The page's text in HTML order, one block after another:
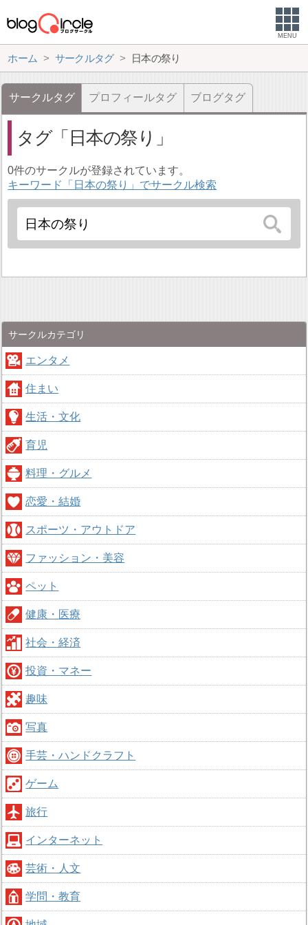
MENU
ホーム サークルタグ 日本の祭り
サークルタグ プロフィールタグ ブログタグ
タグ 日本の祭り
0件のサークルが登録されています。
キーワード「日本の祭り」でサークル検索
サークルカテゴリ
エンタメ
住まい
生活・文化
育児
料理・グルメ
恋愛・結婚
スポーツ・アウトドア
ファッション・美容
ペット
健康・医療
社会・経済
投資・マネー
趣味
写真
手芸・ハンドクラフト
ゲーム
旅行
インターネット
芸術・人文
学問・教育